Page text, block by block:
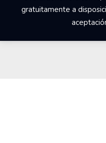
gratuitamente a